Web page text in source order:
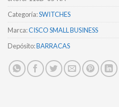
Categoría:SWITCHES
Marca:CISCO SMALL BUSINESS
Depósito:BARRACAS